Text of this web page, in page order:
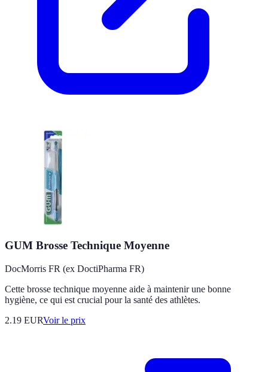
GUM Brosse Technique Moyenne
DocMorris FR (ex DoctiPharma FR)
Cette brosse technique moyenne aide à maintenir une bonne
hygiène, ce qui est crucial pour la santé des athlètes.
2.19 EURVoir le prix